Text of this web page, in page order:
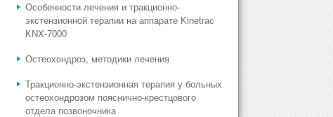
Особенности лечения и тракционно-
экстензионной терапии на аппарате Kinetrac
KNX-7000
Остеохондроз, методики лечения
Тракционно-экстензионная терапия у больных
остеохондрозом пояснично-крестцового
отдела позвоночника